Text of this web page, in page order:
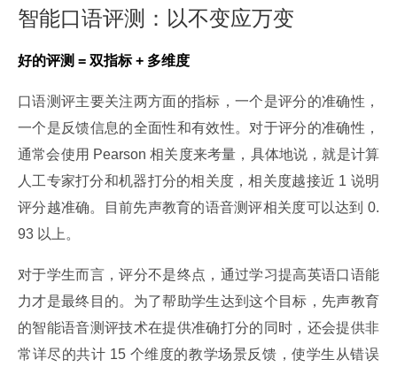
智能口语评测：以不变应万变
好的评测 = 双指标 + 多维度
口语测评主要关注两方面的指标，一个是评分的准确性，
一个是反馈信息的全面性和有效性。对于评分的准确性，
通常会使用 Pearson 相关度来考量，具体地说，就是计算
人工专家打分和机器打分的相关度，相关度越接近 1 说明
评分越准确。目前先声教育的语音测评相关度可以达到 0.
93 以上。
对于学生而言，评分不是终点，通过学习提高英语口语能
力才是最终目的。为了帮助学生达到这个目标，先声教育
的智能语音测评技术在提供准确打分的同时，还会提供非
常详尽的共计 15 个维度的教学场景反馈，使学生从错误